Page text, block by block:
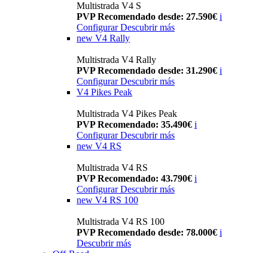
Multistrada V4 S
PVP Recomendado desde: 27.590€ i
Configurar Descubrir más
new V4 Rally
Multistrada V4 Rally
PVP Recomendado desde: 31.290€ i
Configurar Descubrir más
V4 Pikes Peak
Multistrada V4 Pikes Peak
PVP Recomendado: 35.490€ i
Configurar Descubrir más
new V4 RS
Multistrada V4 RS
PVP Recomendado: 43.790€ i
ConfigurarDescubrir más
new V4 RS 100
Multistrada V4 RS 100
PVP Recomendado desde: 78.000€ i
Descubrir más